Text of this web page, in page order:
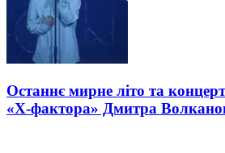
Останнє мирне літо та
«Х-фактора» Дмитра